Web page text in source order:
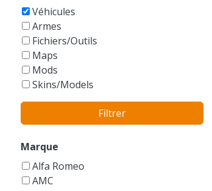
Véhicules
Armes
Fichiers/Outils
Maps
Mods
Skins/Models
Filtrer
Marque
Alfa Romeo
AMC